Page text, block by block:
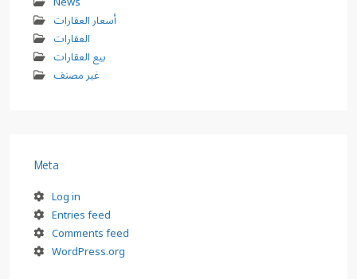
أسعار العقارات
العقارات
بيع العقارات
غير مصنف
Meta
Log in
Entries feed
Comments feed
WordPress.org